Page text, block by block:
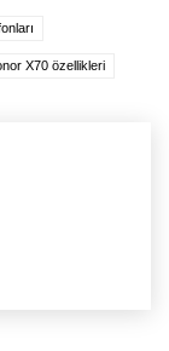
X70 özellikleri